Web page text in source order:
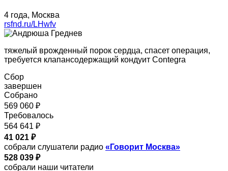
4 года, Москва
rsfnd.ru/LHwfv
тяжелый врожденный порок сердца, спасет операция,
требуется клапансодержащий кондуит Contegra
Сбор
завершен
Собрано
569 060 ₽
Требовалось
564 641 ₽
41 021 ₽
собрали слушатели радио «Говорит Москва»
528 039 ₽
собрали наши читатели